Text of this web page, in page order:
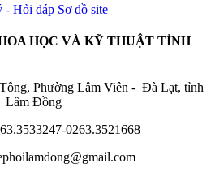
- Hỏi đáp Sơ đồ site
HỌC VÀ KỸ THUẬT TỈNH
Phường Lâm Viên - Đà Lạt, tỉnh
Lâm Đồng
0263.3521668